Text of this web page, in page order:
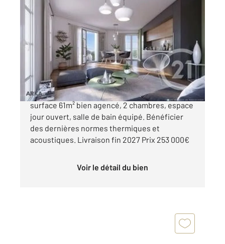
BRON 69
2, 3 pièces
Ref : 2191
Appartement à vendre
253 000 €
BRON, Appartement avec balcon, d'une
surface 61m² bien agencé, 2 chambres, espace
jour ouvert, salle de bain équipé. Bénéficier
des dernières normes thermiques et
acoustiques. Livraison fin 2027 Prix 253 000€
Voir le détail du bien